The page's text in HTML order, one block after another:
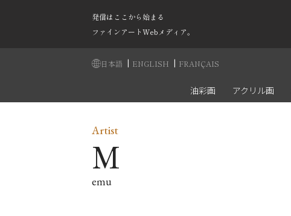
発信はここから始まる
ファインアートWebメディア。
日本語 | ENGLISH | FRANÇAIS
油彩画 アクリル画
Artist
M
emu